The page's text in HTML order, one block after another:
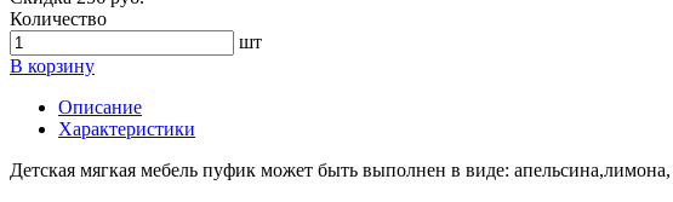
Количество
шт
В корзину
Описание
Характеристики
Детская мягкая мебель пуфик может быть выполнен в виде: